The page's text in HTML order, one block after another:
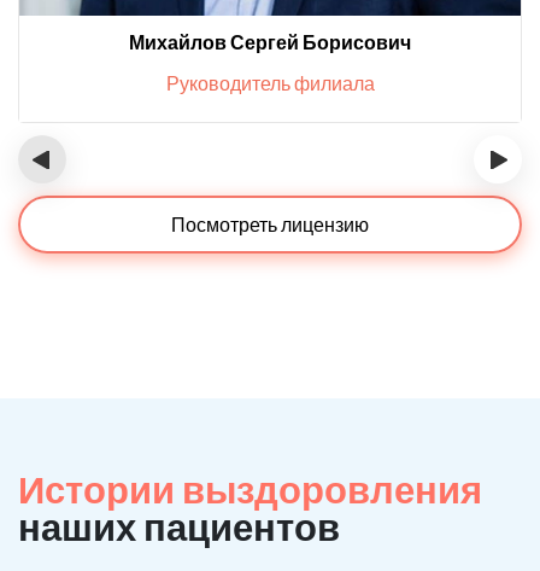
Михайлов Сергей Борисович
Руководитель филиала
‹ ›
Посмотреть лицензию
Истории выздоровления
наших пациентов